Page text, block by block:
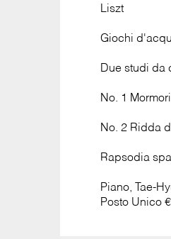
Liszt
Giochi
Due studi da
No. 1
No. 2 Ridda
Rapsodia
Piano, Tae-
Posto Unico